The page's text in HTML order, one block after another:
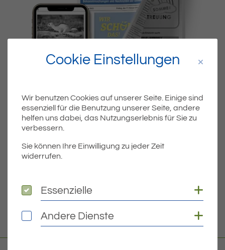
Dateiname MIBLA-KW36-2022.PDF
Dateigröße
DOWNLOAD
Cookie Einstellungen
Wir benutzen Cookies auf unserer Seite. Einige sind
essenziell für die Benutzung unserer Seite, andere
helfen uns dabei, das Nutzungserlebnis für Sie zu
verbessern.
Sie können Ihre Einwilligung zu jeder Zeit
widerrufen.
Essenzielle
Essenzielle
Andere Dienste
Andere Dienste